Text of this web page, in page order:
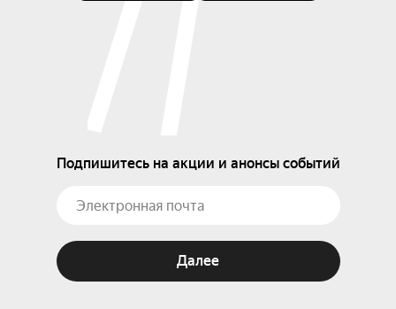
Подпишитесь на акции и анонсы событий
Далее